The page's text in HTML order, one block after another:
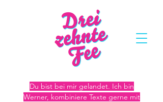
Du bist bei mir gelandet. Ich bin
Werner, kombiniere Texte gerne mit